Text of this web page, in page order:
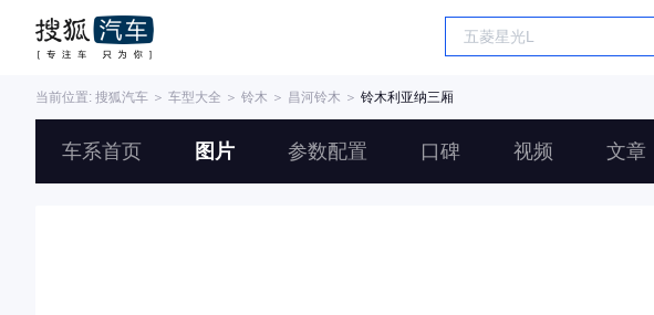
当前位置: 搜狐汽车 ＞ 车型大全 ＞ 铃木 ＞ 昌河铃木 ＞ 铃木利亚纳三厢
车系首页 图片 参数配置 口碑 视频 文章